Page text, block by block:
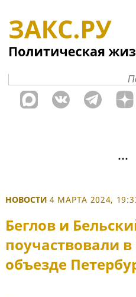
НОВОСТИ 4 МАРТА 2024,
Беглов и
поучаствовали
объезде